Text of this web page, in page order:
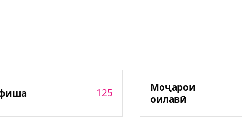
125
Моҷарои
оилавӣ